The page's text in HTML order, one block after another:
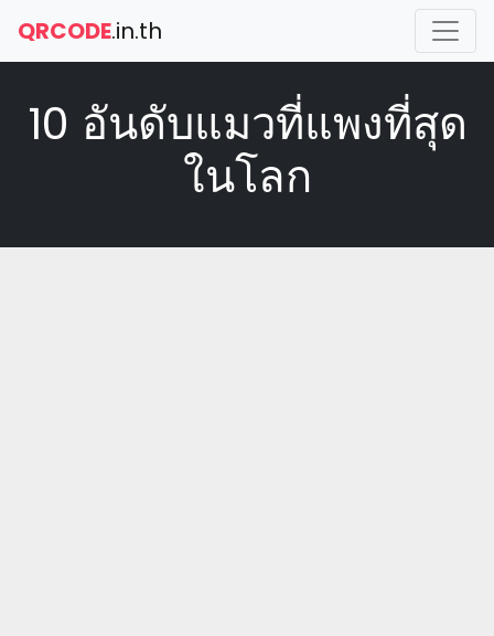
QRCODE.in.th
10 อันดับแมวที่แพงที่สุด
ในโลก